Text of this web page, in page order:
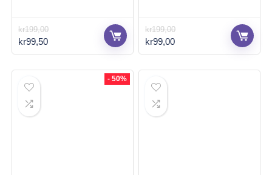
kr199,00
Opprinnelig
pris
kr99,50Nåværende
pris
kr199,00
Opprinnelig
pris
kr99,00Nåværende
pris
- 50%